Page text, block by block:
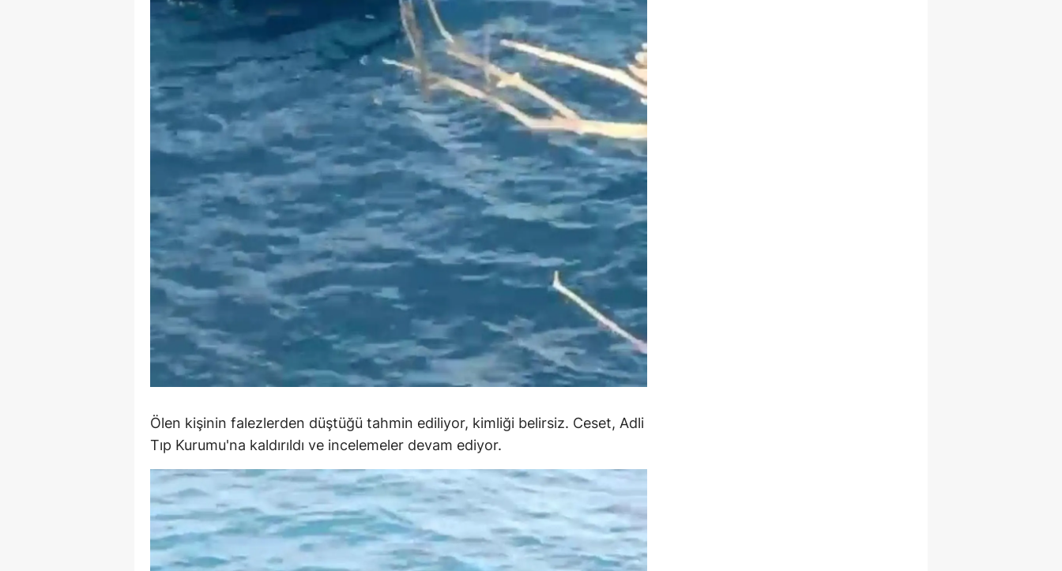
Trabzon
Tunceli
Şanlıurfa
Uşak
Van
Yozgat
Zonguldak
Aksaray
Karaman
Kırıkkale
Batman
Bartın
Ardahan
Ölen kişinin falezlerden düştüğü tahmin ediliyor, kimliği belirsiz. Ceset, Adli
Tıp Kurumu'na kaldırıldı ve incelemeler devam ediyor.